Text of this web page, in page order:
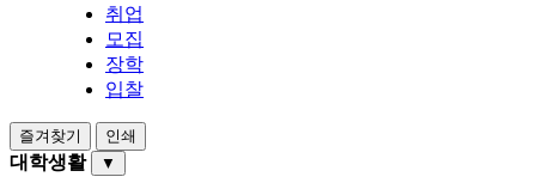
취업
모집
장학
입찰
즐겨찾기 인쇄
대학생활 ▼